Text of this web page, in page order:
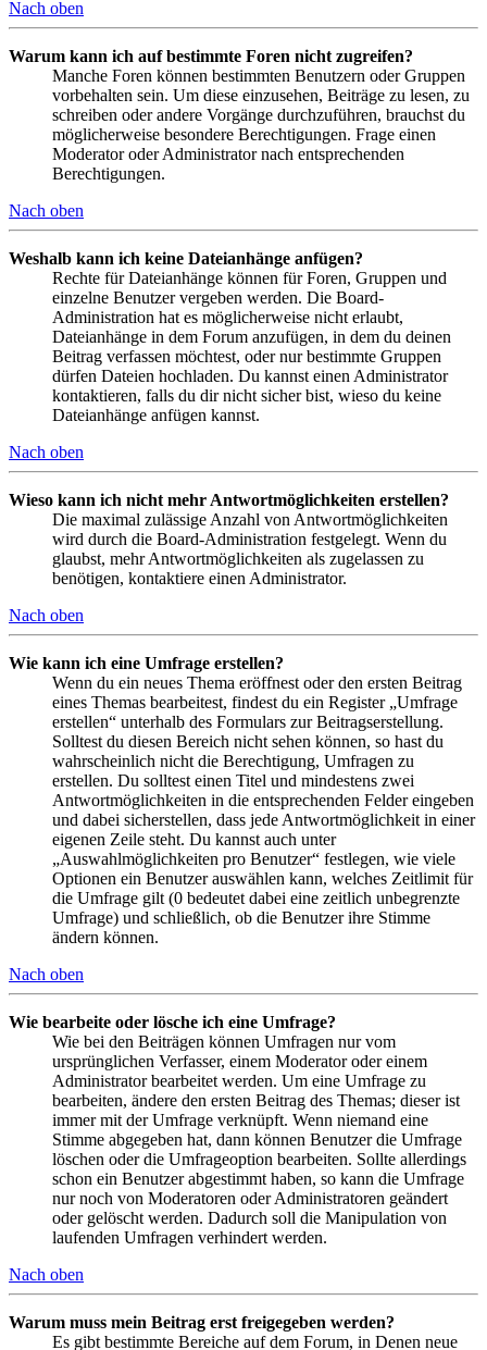
Nach oben
Warum kann ich auf bestimmte Foren nicht zugreifen?
Manche Foren können bestimmten Benutzern oder Gruppen
vorbehalten sein. Um diese einzusehen, Beiträge zu lesen, zu
schreiben oder andere Vorgänge durchzuführen, brauchst du
möglicherweise besondere Berechtigungen. Frage einen
Moderator oder Administrator nach entsprechenden
Berechtigungen.
Nach oben
Weshalb kann ich keine Dateianhänge anfügen?
Rechte für Dateianhänge können für Foren, Gruppen und
einzelne Benutzer vergeben werden. Die Board-
Administration hat es möglicherweise nicht erlaubt,
Dateianhänge in dem Forum anzufügen, in dem du deinen
Beitrag verfassen möchtest, oder nur bestimmte Gruppen
dürfen Dateien hochladen. Du kannst einen Administrator
kontaktieren, falls du dir nicht sicher bist, wieso du keine
Dateianhänge anfügen kannst.
Nach oben
Wieso kann ich nicht mehr Antwortmöglichkeiten erstellen?
Die maximal zulässige Anzahl von Antwortmöglichkeiten
wird durch die Board-Administration festgelegt. Wenn du
glaubst, mehr Antwortmöglichkeiten als zugelassen zu
benötigen, kontaktiere einen Administrator.
Nach oben
Wie kann ich eine Umfrage erstellen?
Wenn du ein neues Thema eröffnest oder den ersten Beitrag
eines Themas bearbeitest, findest du ein Register „Umfrage
erstellen“ unterhalb des Formulars zur Beitragserstellung.
Solltest du diesen Bereich nicht sehen können, so hast du
wahrscheinlich nicht die Berechtigung, Umfragen zu
erstellen. Du solltest einen Titel und mindestens zwei
Antwortmöglichkeiten in die entsprechenden Felder eingeben
und dabei sicherstellen, dass jede Antwortmöglichkeit in einer
eigenen Zeile steht. Du kannst auch unter
„Auswahlmöglichkeiten pro Benutzer“ festlegen, wie viele
Optionen ein Benutzer auswählen kann, welches Zeitlimit für
die Umfrage gilt (0 bedeutet dabei eine zeitlich unbegrenzte
Umfrage) und schließlich, ob die Benutzer ihre Stimme
ändern können.
Nach oben
Wie bearbeite oder lösche ich eine Umfrage?
Wie bei den Beiträgen können Umfragen nur vom
ursprünglichen Verfasser, einem Moderator oder einem
Administrator bearbeitet werden. Um eine Umfrage zu
bearbeiten, ändere den ersten Beitrag des Themas; dieser ist
immer mit der Umfrage verknüpft. Wenn niemand eine
Stimme abgegeben hat, dann können Benutzer die Umfrage
löschen oder die Umfrageoption bearbeiten. Sollte allerdings
schon ein Benutzer abgestimmt haben, so kann die Umfrage
nur noch von Moderatoren oder Administratoren geändert
oder gelöscht werden. Dadurch soll die Manipulation von
laufenden Umfragen verhindert werden.
Nach oben
Warum muss mein Beitrag erst freigegeben werden?
Es gibt bestimmte Bereiche auf dem Forum, in Denen neue